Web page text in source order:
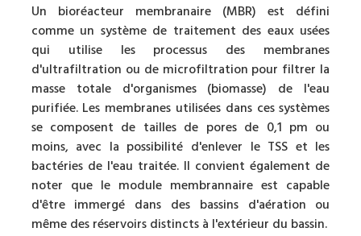
Un bioréacteur membranaire (MBR) est défini
comme un système de traitement des eaux usées
qui utilise les processus des membranes
d'ultrafiltration ou de microfiltration pour filtrer la
masse totale d'organismes (biomasse) de l'eau
purifiée. Les membranes utilisées dans ces systèmes
se composent de tailles de pores de 0,1 pm ou
moins, avec la possibilité d'enlever le TSS et les
bactéries de l'eau traitée. Il convient également de
noter que le module membrannaire est capable
d'être immergé dans des bassins d'aération ou
même des réservoirs distincts à l'extérieur du bassin.